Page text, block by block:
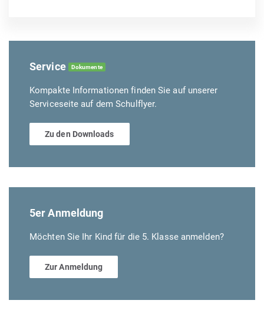
Service Dokumente
Kompakte Informationen finden Sie auf unserer
Serviceseite auf dem Schulflyer.
Zu den Downloads
5er Anmeldung
Möchten Sie Ihr Kind für die 5. Klasse anmelden?
Zur Anmeldung